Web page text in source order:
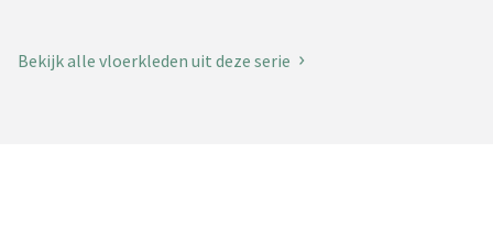
Bekijk alle vloerkleden uit deze serie